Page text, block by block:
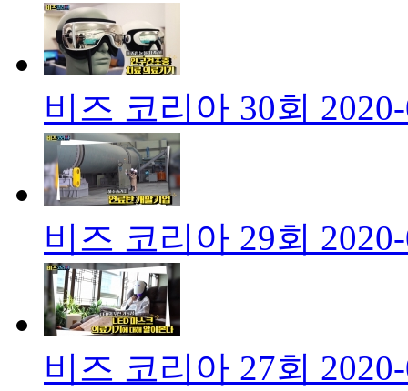
비즈 코리아 30회
비즈 코리아 29회
비즈 코리아 27회